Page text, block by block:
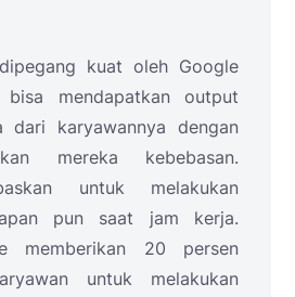
kuat oleh Google
bisa mendapatkan output
dari karyawannya dengan
mereka kebebasan.
untuk melakukan
pun saat jam kerja.
memberikan 20 persen
untuk melakukan